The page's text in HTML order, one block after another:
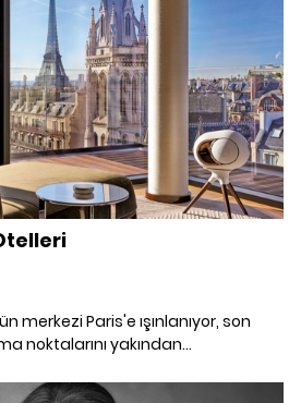
merkezi Paris'e ışınlanıyor, son
noktalarını yakından